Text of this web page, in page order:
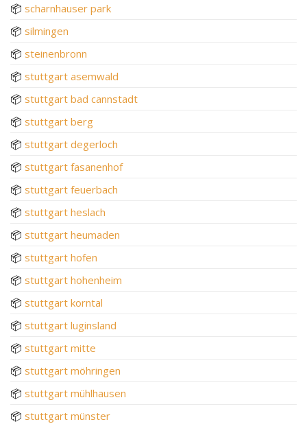
📦 scharnhauser park
📦 silmingen
📦 steinenbronn
📦 stuttgart asemwald
📦 stuttgart bad cannstadt
📦 stuttgart berg
📦 stuttgart degerloch
📦 stuttgart fasanenhof
📦 stuttgart feuerbach
📦 stuttgart heslach
📦 stuttgart heumaden
📦 stuttgart hofen
📦 stuttgart hohenheim
📦 stuttgart korntal
📦 stuttgart luginsland
📦 stuttgart mitte
📦 stuttgart möhringen
📦 stuttgart mühlhausen
📦 stuttgart münster